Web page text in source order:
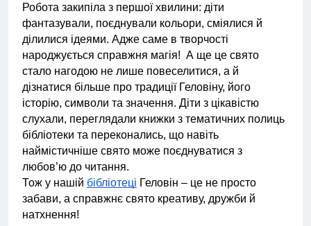
Робота закипіла з першої хвилини: діти
фантазували, поєднували кольори, сміялися й
ділилися ідеями. Адже саме в творчості
народжується справжня магія! А ще це свято
стало нагодою не лише повеселитися, а й
дізнатися більше про традиції Геловіну, його
історію, символи та значення. Діти з цікавістю
слухали, переглядали книжки з тематичних полиць
бібліотеки та переконались, що навіть
наймістичніше свято може поєднуватися з
любов’ю до читання.
Тож у нашій бібліотеці Геловін – це не просто
забави, а справжнє свято креативу, дружби й
натхнення!